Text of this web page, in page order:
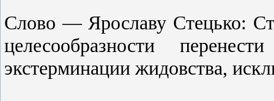
Слово — Ярославу Стецько:
целесообразности
экстерминации жидовства,